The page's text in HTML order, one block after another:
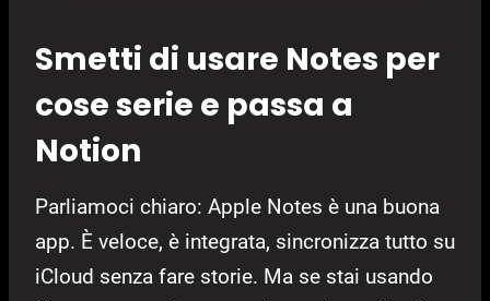
Smetti di usare Notes per
cose serie e passa a
Notion
Parliamoci chiaro: Apple Notes è una buona
app. È veloce, è integrata, sincronizza tutto su
iCloud senza fare storie. Ma se stai usando